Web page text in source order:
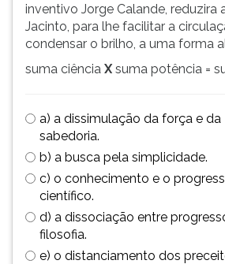
depois
Pressione
essa
instrução
novamente.
inventivo Jorge Calande, reduzira
Jacinto, para lhe facilitar a
condensar o brilho, a uma forma
suma ciência X suma potência =
a) a dissimulação da força e da
sabedoria.
b) a busca pela simplicidade.
c) o conhecimento e o
científico.
d) a dissociação entre
filosofia.
e) o distanciamento dos